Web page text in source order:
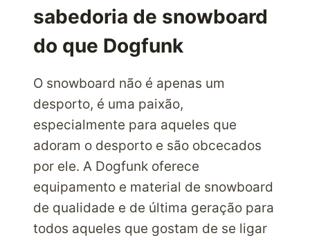
sabedoria de snowboard
do que Dogfunk
O snowboard não é apenas um
desporto, é uma paixão,
especialmente para aqueles que
adoram o desporto e são obcecados
por ele. A Dogfunk oferece
equipamento e material de snowboard
de qualidade e de última geração para
todos aqueles que gostam de se ligar